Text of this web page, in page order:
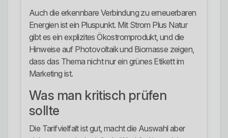
Auch die erkennbare Verbindung zu erneuerbaren
Energien ist ein Pluspunkt. Mit Strom Plus Natur
gibt es ein explizites Ökostromprodukt, und die
Hinweise auf Photovoltaik und Biomasse zeigen,
dass das Thema nicht nur ein grünes Etikett im
Marketing ist.
Was man kritisch prüfen
sollte
Die Tarifvielfalt ist gut, macht die Auswahl aber